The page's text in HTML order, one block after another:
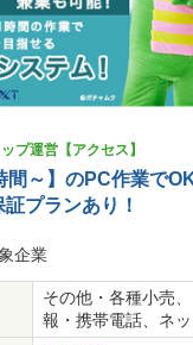
プ運営【アクセス】
間～】のPC作業で
プランあり！
企業
その他・各種小売
報・携帯電話、ネ